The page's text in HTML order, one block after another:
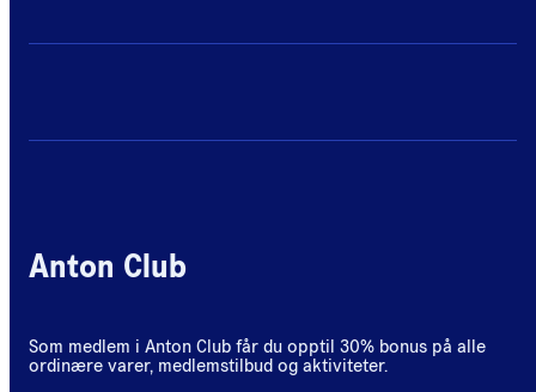
Anton Club
Som medlem i Anton Club får du opptil 30% bonus på alle
ordinære varer, medlemstilbud og aktiviteter.